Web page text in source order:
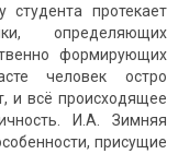
протекает
определяющих
формирующих
человек остро
и всё происходящее
И.А. Зимняя
присущие